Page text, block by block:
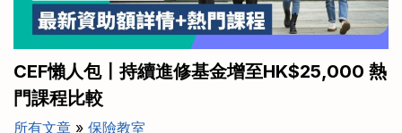
一次過管理所有強積金戶口
申請清卡數/私人貸款
CreFIT x Planto推廣優惠
投資戶口 (美股)
比較最抵美股投資戶口
投資戶口 (港股)
比較最抵港股投資戶口
投資加密貨幣
比較最抵Crypto交易所
月供股票計劃
Academy
Marketplace
CEF懶人包〡持續進修基金增至HK$25,000 熱
門課程比較
所有文章 » 保險教室